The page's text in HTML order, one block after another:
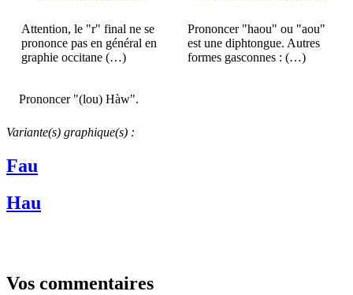
Attention, le "r" final ne se
prononce pas en général en
graphie occitane (…)
Prononcer "haou" ou "aou"
est une diphtongue. Autres
formes gasconnes : (…)
Prononcer "(lou) Hàw".
Variante(s) graphique(s) :
Fau
Hau
Vos commentaires